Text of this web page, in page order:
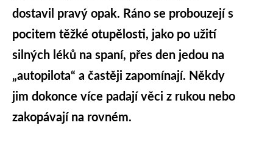
dostavil pravý opak. Ráno se probouzejí s
pocitem těžké otupělosti, jako po užití
silných léků na spaní, přes den jedou na
„autopilota“ a častěji zapomínají. Někdy
jim dokonce více padají věci z rukou nebo
zakopávají na rovném.